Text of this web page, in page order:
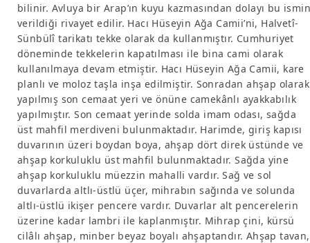
bilinir. Avluya bir Arap’ın kuyu kazmasından dolayı bu ismin
verildiği rivayet edilir. Hacı Hüseyin Ağa Camii’ni, Halvetî-
Sünbülî tarikatı tekke olarak da kullanmıştır. Cumhuriyet
döneminde tekkelerin kapatılması ile bina cami olarak
kullanılmaya devam etmiştir. Hacı Hüseyin Ağa Camii, kare
planlı ve moloz taşla inşa edilmiştir. Sonradan ahşap olarak
yapılmış son cemaat yeri ve önüne camekânlı ayakkabılık
yapılmıştır. Son cemaat yerinde solda imam odası, sağda
üst mahfil merdiveni bulunmaktadır. Harimde, giriş kapısı
duvarının üzeri boydan boya, ahşap dört direk üstünde ve
ahşap korkuluklu üst mahfil bulunmaktadır. Sağda yine
ahşap korkuluklu müezzin mahalli vardır. Sağ ve sol
duvarlarda altlı-üstlü üçer, mihrabın sağında ve solunda
altlı-üstlü ikişer pencere vardır. Duvarlar alt pencerelerin
üzerine kadar lambri ile kaplanmıştır. Mihrap çini, kürsü
cilâlı ahşap, minber beyaz boyalı ahşaptandır. Ahşap tavan,